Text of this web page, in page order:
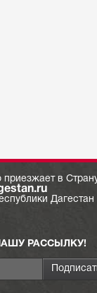
приезжает в
Дагестан
РАССЫЛКУ!